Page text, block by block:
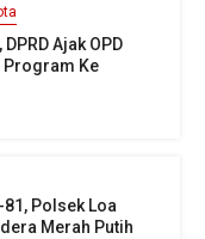
Ajak OPD
Program Ke
81, Polsek Loa
Merah Putih